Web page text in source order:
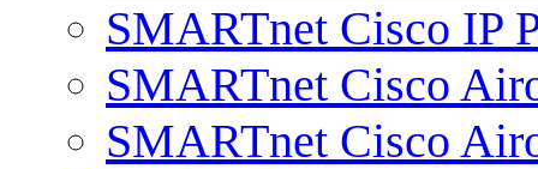
SMARTnet Cisco IP
SMARTnet Cisco
SMARTnet Cisco